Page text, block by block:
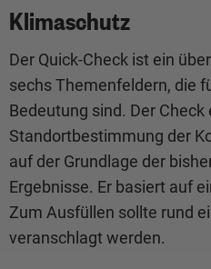
Klimaschutz
Der Quick-Check ist ein
sechs Themenfeldern, die
Bedeutung sind. Der
Standortbestimmung der
auf der Grundlage der
Ergebnisse. Er basiert auf
Zum Ausfüllen sollte rund
veranschlagt werden.